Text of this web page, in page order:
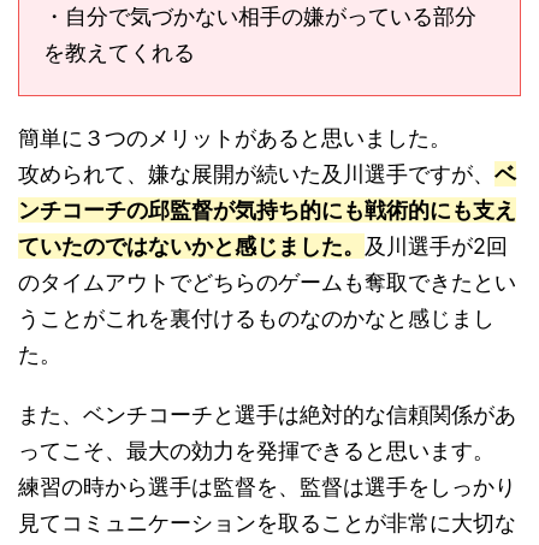
・自分で気づかない相手の嫌がっている部分
を教えてくれる
簡単に３つのメリットがあると思いました。
攻められて、嫌な展開が続いた及川選手ですが、 ベ
ンチコーチの邱監督が気持ち的にも戦術的にも支え
ていたのではないかと感じました。 及川選手が2回
のタイムアウトでどちらのゲームも奪取できたとい
うことがこれを裏付けるものなのかなと感じまし
た。
また、ベンチコーチと選手は絶対的な信頼関係があ
ってこそ、最大の効力を発揮できると思います。
練習の時から選手は監督を、監督は選手をしっかり
見てコミュニケーションを取ることが非常に大切な